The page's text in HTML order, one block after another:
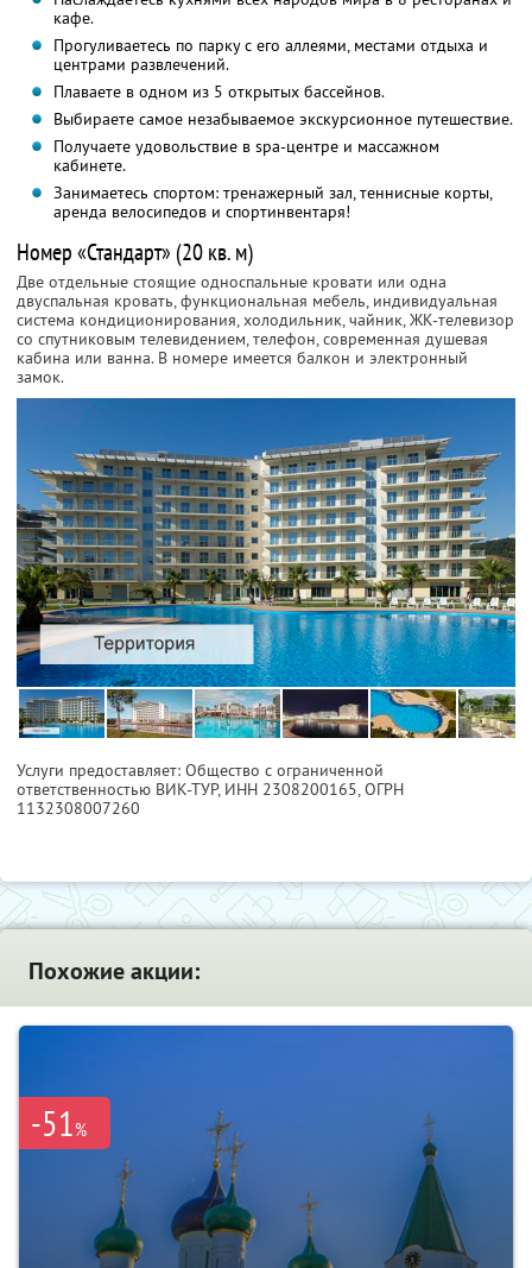
кафе.
Прогуливаетесь по парку с его аллеями, местами отдыха и
центрами развлечений.
Плаваете в одном из 5 открытых бассейнов.
Выбираете самое незабываемое экскурсионное путешествие.
Получаете удовольствие в spa-центре и массажном
кабинете.
Занимаетесь спортом: тренажерный зал, теннисные корты,
аренда велосипедов и спортинвентаря!
Номер «Стандарт» (20 кв. м)
Две отдельные стоящие односпальные кровати или одна
двуспальная кровать, функциональная мебель, индивидуальная
система кондиционирования, холодильник, чайник, ЖК-телевизор
со спутниковым телевидением, телефон, современная душевая
кабина или ванна. В номере имеется балкон и электронный
замок.
Услуги предоставляет: Общество с ограниченной
ответственностью ВИК-ТУР, ИНН 2308200165, ОГРН
1132308007260
Похожие акции:
-51%